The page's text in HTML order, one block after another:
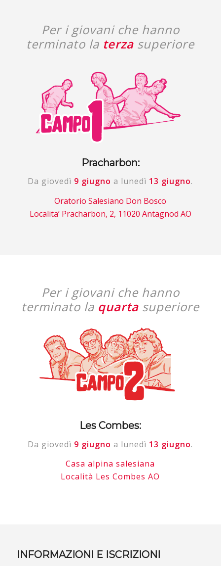
Per i giovani che hanno
terminato la terza superiore
Pracharbon:
Da giovedì 9 giugno a lunedì 13 giugno.
Oratorio Salesiano Don Bosco
Localita’ Pracharbon, 2, 11020 Antagnod AO
Per i giovani che hanno
terminato la quarta superiore
Les Combes:
Da giovedì 9 giugno a lunedì 13 giugno.
Casa alpina salesiana
Località Les Combes AO
INFORMAZIONI E ISCRIZIONI